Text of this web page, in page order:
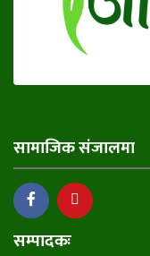
सामाजिक संजालमा
सम्पादकः